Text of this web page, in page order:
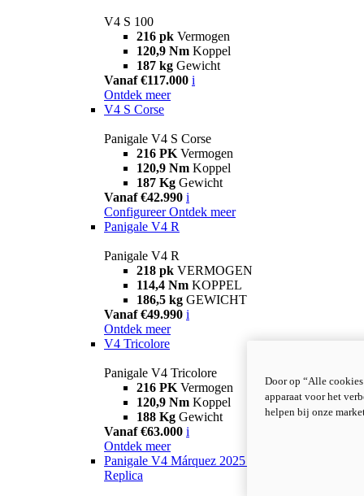
V4 S 100
216 pk Vermogen
120,9 Nm Koppel
187 kg Gewicht
Vanaf €117.000 i
Ontdek meer
V4 S Corse
Panigale V4 S Corse
216 PK Vermogen
120,9 Nm Koppel
187 Kg Gewicht
Vanaf €42.990 i
Configureer Ontdek meer
Panigale V4 R
Panigale V4 R
218 pk VERMOGEN
114,4 Nm KOPPEL
186,5 kg GEWICHT
Vanaf €49.990 i
Ontdek meer
V4 Tricolore
Panigale V4 Tricolore
216 PK Vermogen
120,9 Nm Koppel
188 Kg Gewicht
Vanaf €63.000 i
Ontdek meer
Panigale V4 Márquez 2025 World Champion
Replica
Door op “Alle
apparaat voor het
helpen bij onze